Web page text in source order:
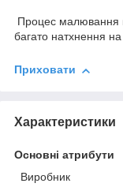
Процес малювання
багато натхнення
Приховати
Характеристики
Основні атрибути
Виробник